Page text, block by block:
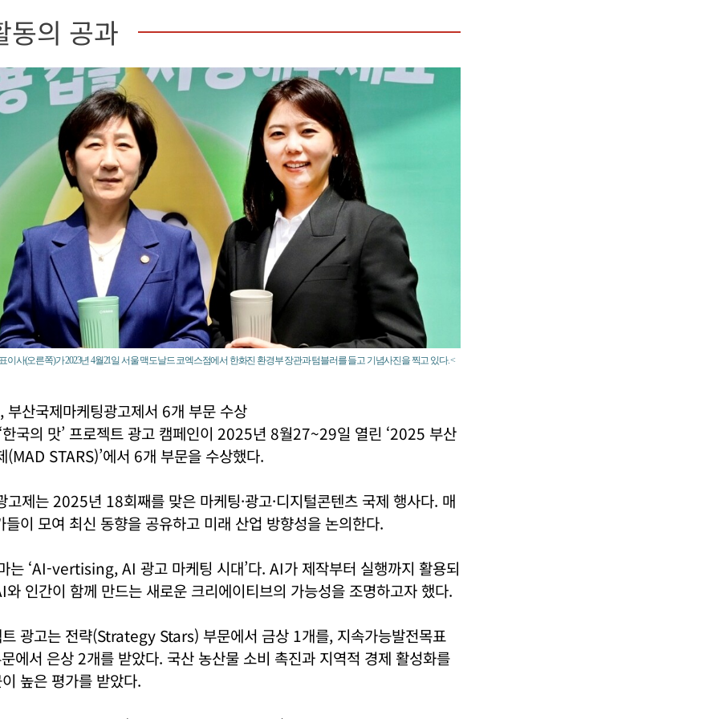
동의 공과
사(오른쪽)가 2023년 4월21일 서울 맥도날드 코엑스점에서 한화진 환경부 장관과 텀블러를 들고 기념사진을 찍고 있다. <
산국제마케팅광고제서 6개 부문 수상
한국의 맛’ 프로젝트 광고 캠페인이 2025년 8월27~29일 열린 ‘2025 부산
(MAD STARS)’에서 6개 부문을 수상했다.
고제는 2025년 18회째를 맞은 마케팅·광고·디지털콘텐츠 국제 행사다. 매
이 모여 최신 동향을 공유하고 미래 산업 방향성을 논의한다.
는 ‘AI-vertising, AI 광고 마케팅 시대’다. AI가 제작부터 실행까지 활용되
인간이 함께 만드는 새로운 크리에이티브의 가능성을 조명하고자 했다.
광고는 전략(Strategy Stars) 부문에서 금상 1개를, 지속가능발전목표
에서 은상 2개를 받았다. 국산 농산물 소비 촉진과 지역적 경제 활성화를
높은 평가를 받았다.